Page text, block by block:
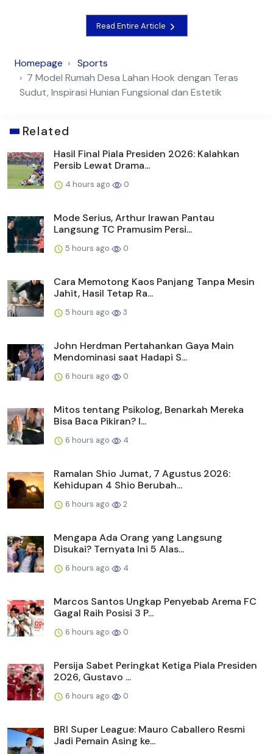
Read Entire Article
Homepage
Sports
7 Model Rumah Desa Lahan Hook dengan Teras
Sudut, Inspirasi Hunian Fungsional dan Estetik
Related
Hasil Final Piala Presiden 2026: Kalahkan
Persib Lewat Drama...
4 hours ago 0
Mode Serius, Arthur Irawan Pantau
Langsung TC Pramusim Persi...
5 hours ago 0
Cara Memotong Kaos Panjang Tanpa Mesin
Jahit, Hasil Tetap Ra...
5 hours ago 3
John Herdman Pertahankan Gaya Main
Mendominasi saat Hadapi S...
6 hours ago 0
Mitos tentang Psikolog, Benarkah Mereka
Bisa Baca Pikiran? I...
6 hours ago 4
Ramalan Shio Jumat, 7 Agustus 2026:
Kehidupan 4 Shio Berubah...
6 hours ago 2
Mengapa Ada Orang yang Langsung
Disukai? Ternyata Ini 5 Alas...
6 hours ago 4
Marcos Santos Ungkap Penyebab Arema FC
Gagal Raih Posisi 3 P...
6 hours ago 0
Persija Sabet Peringkat Ketiga Piala Presiden
2026, Gustavo ...
6 hours ago 0
BRI Super League: Mauro Caballero Resmi
Jadi Pemain Asing ke...